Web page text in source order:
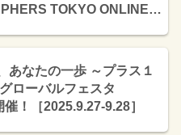
TOKYO ONLINE
］
あなたの一歩 ～プラス１
ローバルフェスタ
！［2025.9.27-9.28］